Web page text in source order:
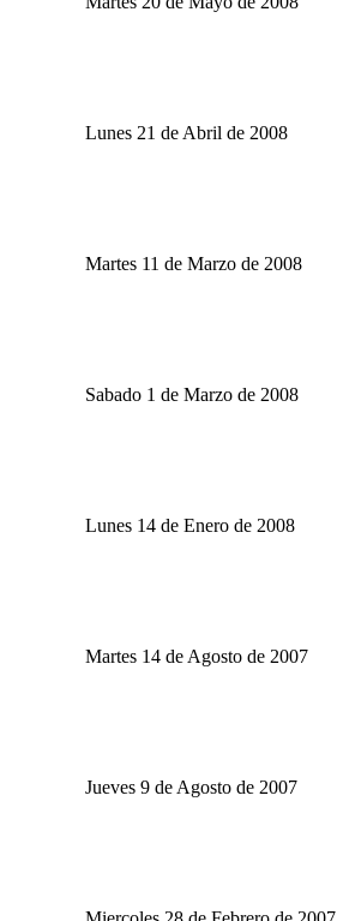
Lunes 21 de Abril de 2008
Martes 11 de Marzo de 2008
Sabado 1 de Marzo de 2008
Lunes 14 de Enero de 2008
Martes 14 de Agosto de 2007
Jueves 9 de Agosto de 2007